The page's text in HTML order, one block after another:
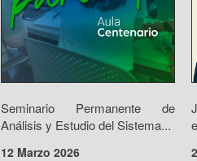
Seminario Permanente de
Análisis y Estudio del Sistema...
12 Marzo 2026